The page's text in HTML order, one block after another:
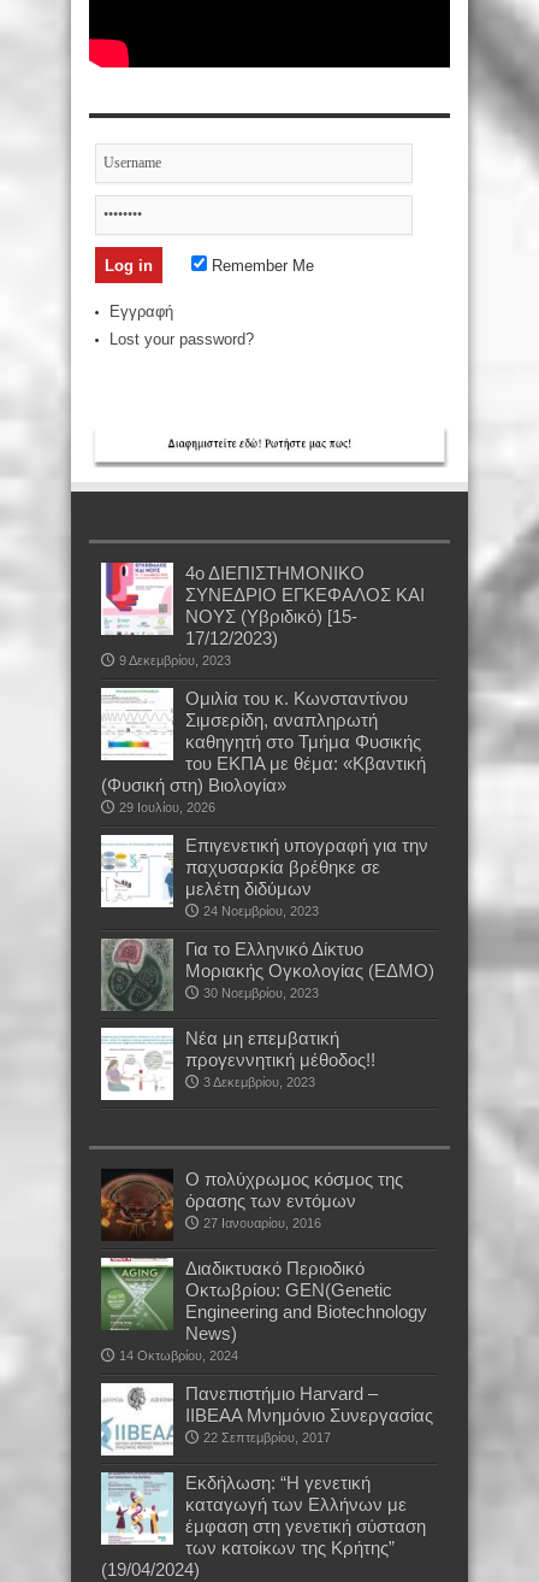
Remember Me
Εγγραφή
Lost your password?
4ο ΔΙΕΠΙΣΤΗΜΟΝΙΚΟ
ΣΥΝΕΔΡΙΟ ΕΓΚΕΦΑΛΟΣ ΚΑΙ
ΝΟΥΣ (Υβριδικό) [15-
17/12/2023)
9 Δεκεμβρίου, 2023
Oμιλία του κ. Κωνσταντίνου
Σιμσερίδη, αναπληρωτή
καθηγητή στο Τμήμα Φυσικής
του ΕΚΠΑ με θέμα: «Κβαντική
(Φυσική στη) Βιολογία»
29 Ιουλίου, 2026
Επιγενετική υπογραφή για την
παχυσαρκία βρέθηκε σε
μελέτη διδύμων
24 Νοεμβρίου, 2023
Για το Ελληνικό Δίκτυο
Μοριακής Ογκολογίας (ΕΔΜΟ)
30 Νοεμβρίου, 2023
Νέα μη επεμβατική
προγεννητική μέθοδος!!
3 Δεκεμβρίου, 2023
Ο πολύχρωμος κόσμος της
όρασης των εντόμων
27 Ιανουαρίου, 2016
Διαδικτυακό Περιοδικό
Οκτωβρίου: GEN(Genetic
Engineering and Biotechnology
News)
14 Οκτωβρίου, 2024
Πανεπιστήμιο Harvard –
IIBEAA Μνημόνιο Συνεργασίας
22 Σεπτεμβρίου, 2017
Εκδήλωση: “Η γενετική
καταγωγή των Ελλήνων με
έμφαση στη γενετική σύσταση
των κατοίκων της Κρήτης”
(19/04/2024)